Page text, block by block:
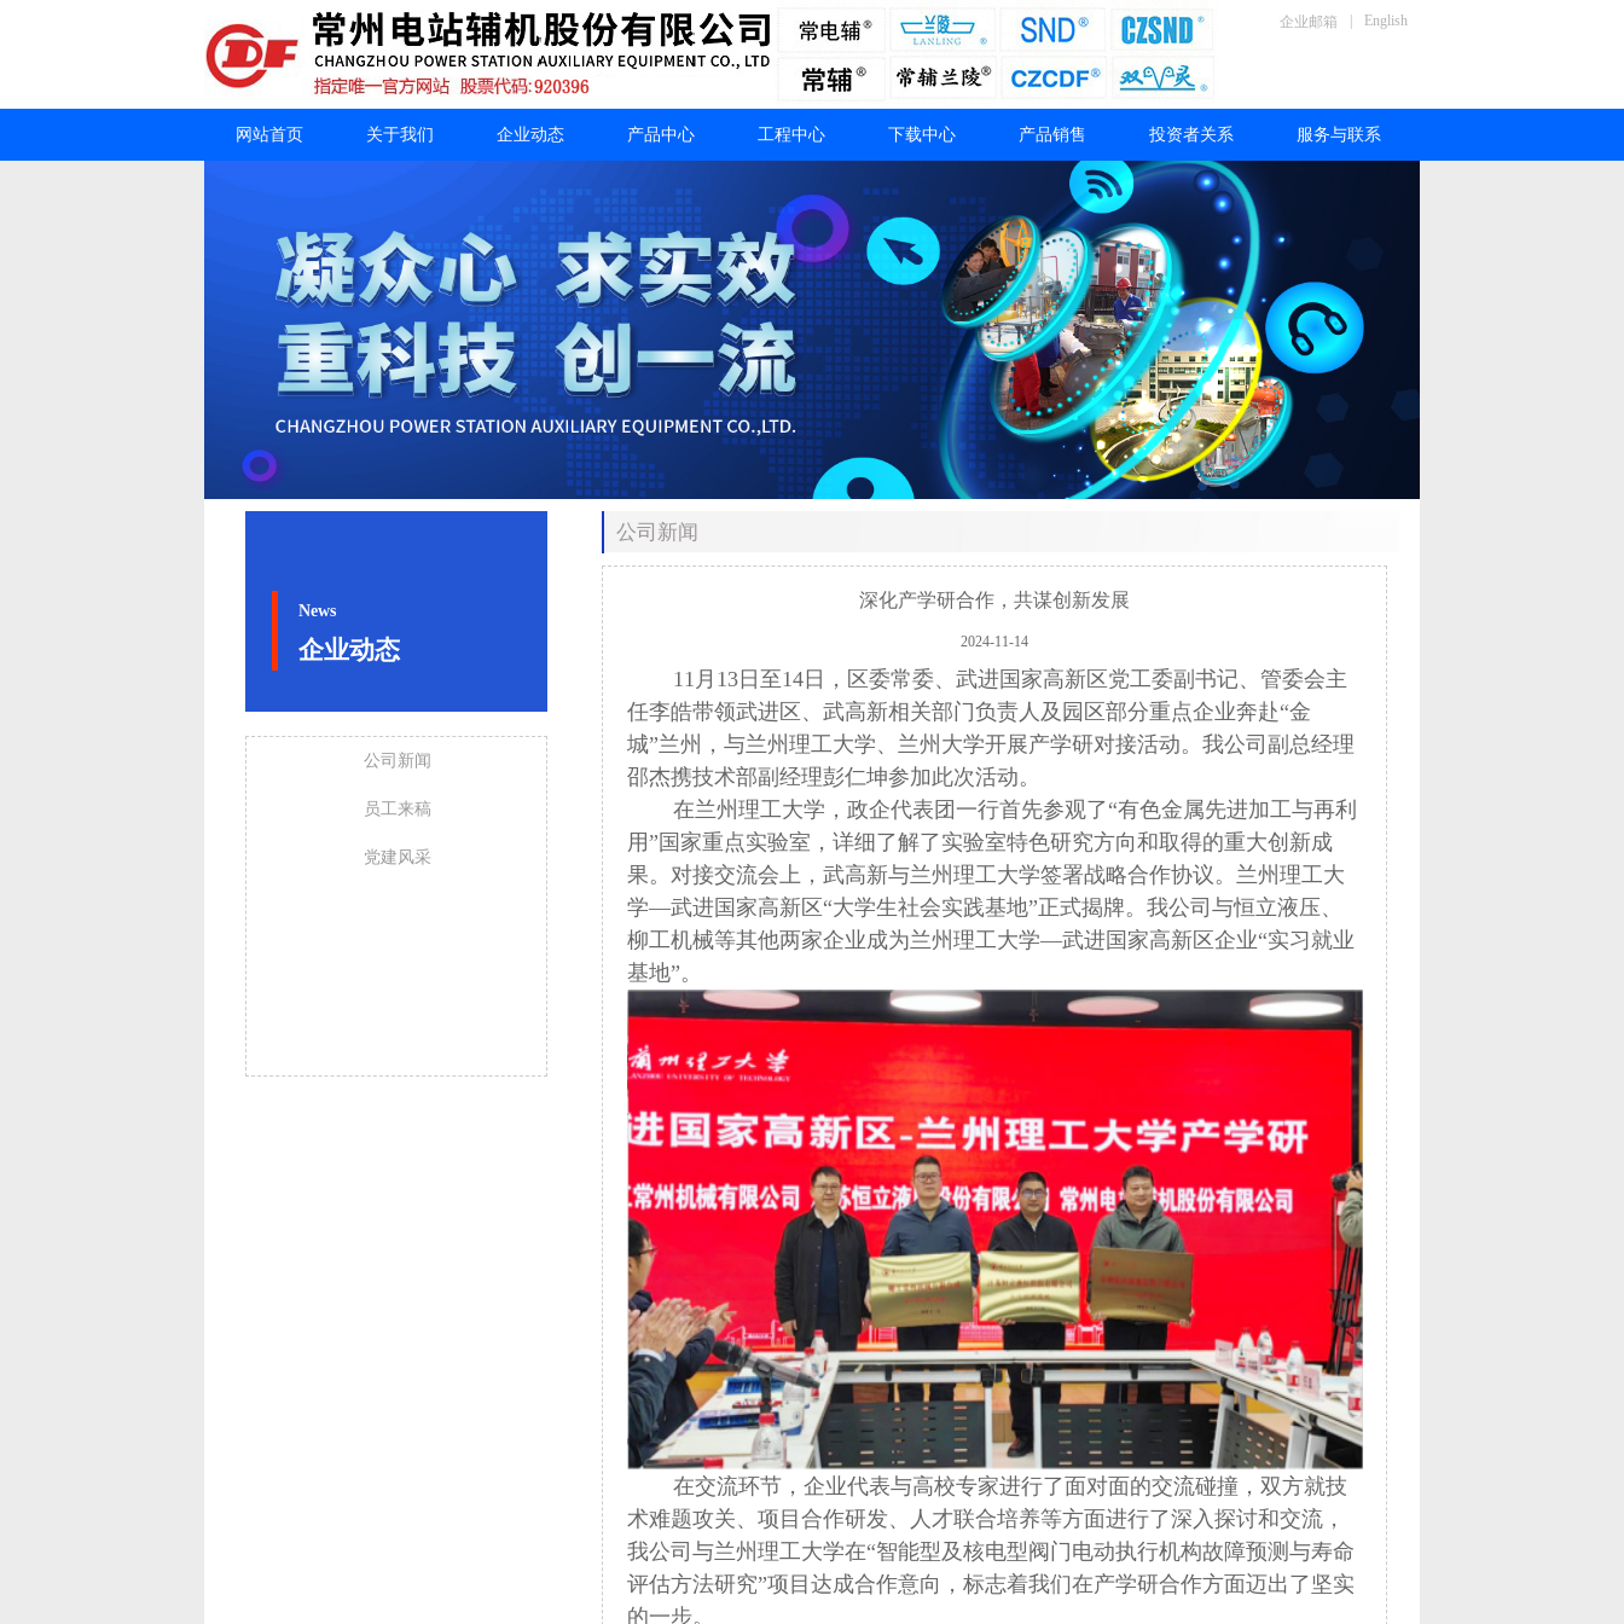
企业邮箱 English
网站首页 关于我们 企业动态 产品中心 工程中心 下载中心 产品销售 投资者关系 服务与联系
News
企业动态
公司新闻
员工来稿
党建风采
公司新闻
深化产学研合作，共谋创新发展
2024-11-14
11月13日至14日，区委常委、武进国家高新区党工委副书记、管委会主
任李皓带领武进区、武高新相关部门负责人及园区部分重点企业奔赴“金
城”兰州，与兰州理工大学、兰州大学开展产学研对接活动。我公司副总经理
邵杰携技术部副经理彭仁坤参加此次活动。
在兰州理工大学，政企代表团一行首先参观了“有色金属先进加工与再利
用”国家重点实验室，详细了解了实验室特色研究方向和取得的重大创新成
果。对接交流会上，武高新与兰州理工大学签署战略合作协议。兰州理工大
学—武进国家高新区“大学生社会实践基地”正式揭牌。我公司与恒立液压、
柳工机械等其他两家企业成为兰州理工大学—武进国家高新区企业“实习就业
基地”。
在交流环节，企业代表与高校专家进行了面对面的交流碰撞，双方就技
术难题攻关、项目合作研发、人才联合培养等方面进行了深入探讨和交流，
我公司与兰州理工大学在“智能型及核电型阀门电动执行机构故障预测与寿命
评估方法研究”项目达成合作意向，标志着我们在产学研合作方面迈出了坚实
的一步。